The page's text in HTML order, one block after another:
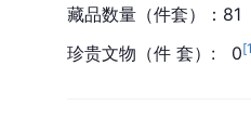
藏品数量（件套）：81
珍贵文物（件 套）:   0[